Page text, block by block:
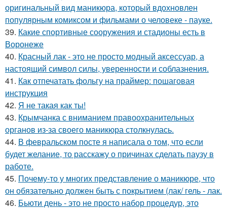
оригинальный вид маникюра, который вдохновлен
популярным комиксом и фильмами о человеке - пауке.
39. Какие спортивные сооружения и стадионы есть в
Воронеже
40. Красный лак - это не просто модный аксессуар, а
настоящий символ силы, уверенности и соблазнения.
41. Как отпечатать фольгу на праймер: пошаговая
инструкция
42. Я не такая как ты!
43. Крымчанка с вниманием правоохранительных
органов из-за своего маникюра столкнулась.
44. В февральском посте я написала о том, что если
будет желание, то расскажу о причинах сделать паузу в
работе.
45. Почему-то у многих представление о маникюре, что
он обязательно должен быть с покрытием (лак/ гель - лак.
46. Бьюти день - это не просто набор процедур, это